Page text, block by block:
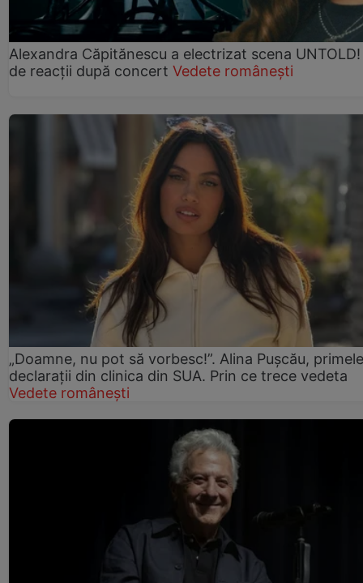
Alexandra Căpitănescu a electrizat scena UNTOLD!
de reacții după concert Vedete românești
„Doamne, nu pot să vorbesc!”. Alina Pușcău, primele
declarații din clinica din SUA. Prin ce trece vedeta
Vedete românești